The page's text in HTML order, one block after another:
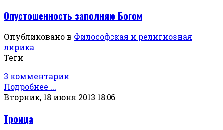
Опустошенность заполняю Богом
Опубликовано в Философская и религиозная
лирика
Теги
3 комментарии
Подробнее ...
Вторник, 18 июня 2013 18:06
Троица